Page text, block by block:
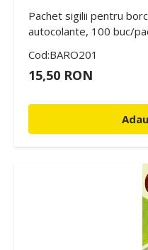
Pachet sigilii pentru
autocolante, 100 buc/
Cod:BARO201
15,50 RON